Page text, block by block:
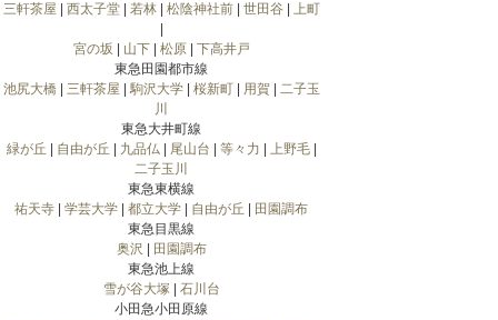
三軒茶屋
西太子堂| 若林| 松陰神社前| 世田谷
上町
宮の坂
山下| 松原| 下高井戸
東急田園都市線
池尻大橋| 三軒茶屋 駒沢大学| 桜新町| 用賀| 二子玉
川
東急大井町線
緑が丘
自由が丘 九品仏| 尾山台 等々力 上野毛|
二子玉川
東急東横線
祐天寺
学芸大学 都立大学 自由が丘
田園調布
東急目黒線
奥沢
田園調布
東急池上線
雪が谷大塚| 石川台
小田急小田原線